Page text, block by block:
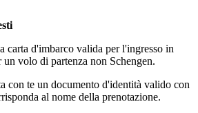
carta d'imbarco valida per l'ingresso in
un volo di partenza non Schengen.
con te un documento d'identità valido con
al nome della prenotazione.